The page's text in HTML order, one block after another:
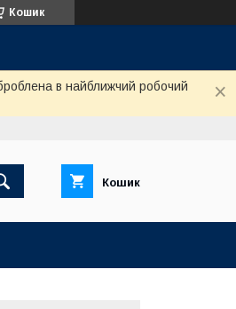
Кошик
в найближчий робочий
Кошик